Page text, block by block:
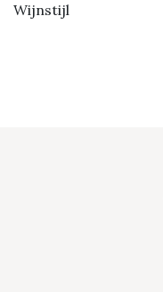
Wijnstijl